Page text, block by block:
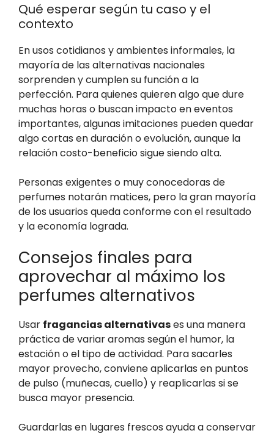
Qué esperar según tu caso y el
contexto
En usos cotidianos y ambientes informales, la
mayoría de las alternativas nacionales
sorprenden y cumplen su función a la
perfección. Para quienes quieren algo que dure
muchas horas o buscan impacto en eventos
importantes, algunas imitaciones pueden quedar
algo cortas en duración o evolución, aunque la
relación costo-beneficio sigue siendo alta.
Personas exigentes o muy conocedoras de
perfumes notarán matices, pero la gran mayoría
de los usuarios queda conforme con el resultado
y la economía lograda.
Consejos finales para
aprovechar al máximo los
perfumes alternativos
Usar fragancias alternativases una manera
práctica de variar aromas según el humor, la
estación o el tipo de actividad. Para sacarles
mayor provecho, conviene aplicarlas en puntos
de pulso (muñecas, cuello) y reaplicarlas si se
busca mayor presencia.
Guardarlas en lugares frescos ayuda a conservar